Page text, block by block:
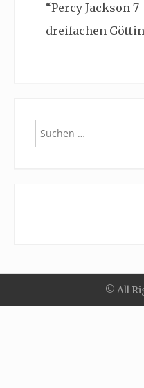
“Percy Jackson
dreifachen
Suchen
nach:
© All